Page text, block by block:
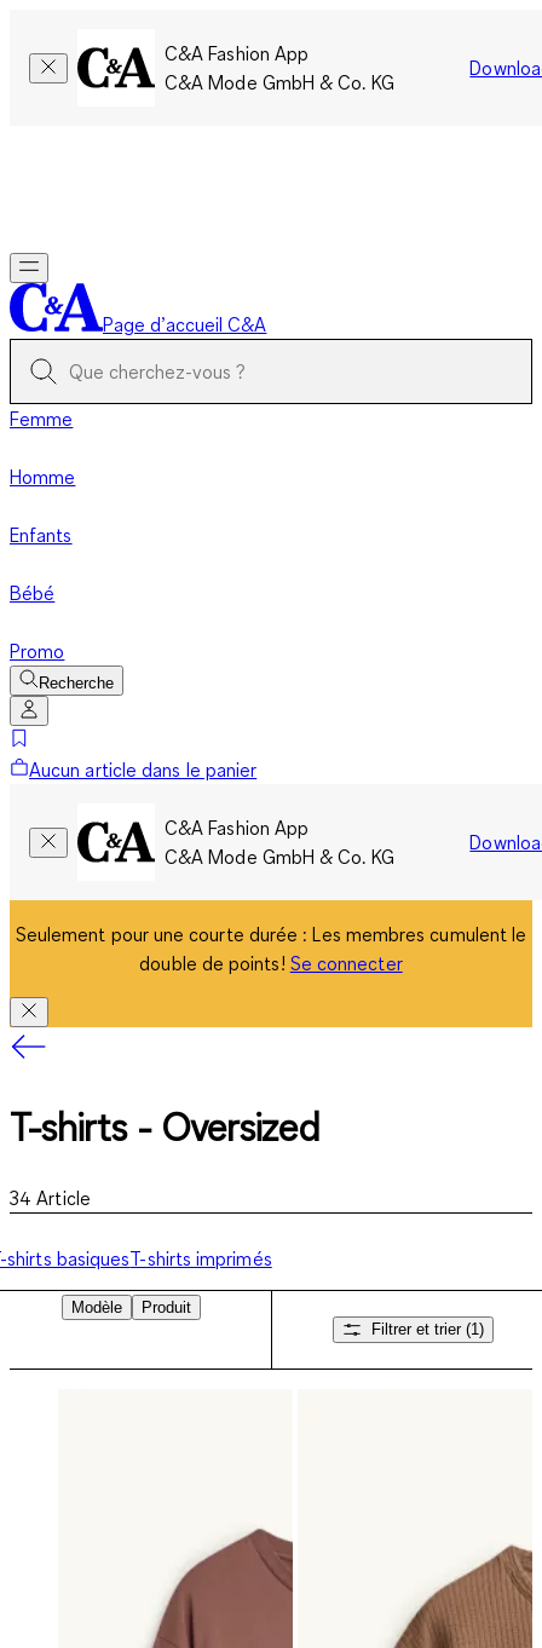
C&A Fashion App
C&A Mode GmbH & Co. KG
Page d’accueil C&A
Femme
Homme
Enfants
Bébé
Promo
Recherche
Aucun article dans le panier
C&A Fashion App
C&A Mode GmbH & Co. KG
Seulement pour une courte durée : Les membres cumulent le
double de points! Se connecter
T-shirts - Oversized
34 Article
shirts basiquesT-shirts imprimés
Modèle
Produit
Filtrer et trier (1)